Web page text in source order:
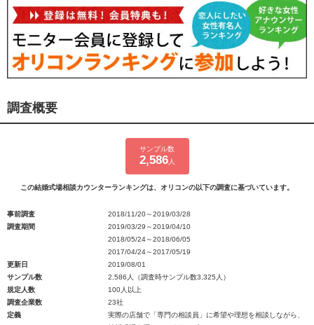
調査概要
サンプル数
2,586人
この結婚式場相談カウンターランキングは、オリコンの以下の調査に基づいています。
事前調査
2018/11/20～2019/03/28
調査期間
2019/03/29～2019/04/10
2018/05/24～2018/06/05
2017/04/24～2017/05/19
更新日
2019/08/01
サンプル数
2,586人（調査時サンプル数3,325人）
規定人数
100人以上
調査企業数
23社
定義
実際の店舗で「専門の相談員」に希望や理想を相談しながら、